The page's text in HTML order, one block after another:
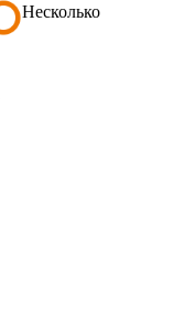
Несколько